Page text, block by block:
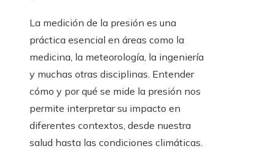
La medición de la presión es una
práctica esencial en áreas como la
medicina, la meteorología, la ingeniería
y muchas otras disciplinas. Entender
cómo y por qué se mide la presión nos
permite interpretar su impacto en
diferentes contextos, desde nuestra
salud hasta las condiciones climáticas.